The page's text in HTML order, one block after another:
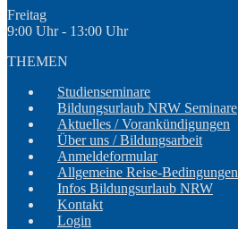
Freitag
9:00 Uhr - 13:00 Uhr
THEMEN
Studienseminare
Bildungsurlaub NRW Seminare
Aktuelles / Vorankündigungen
Über uns / Bildungsarbeit
Anmeldeformular
Allgemeine Reise-Bedingungen
Infos Bildungsurlaub NRW
Kontakt
Login